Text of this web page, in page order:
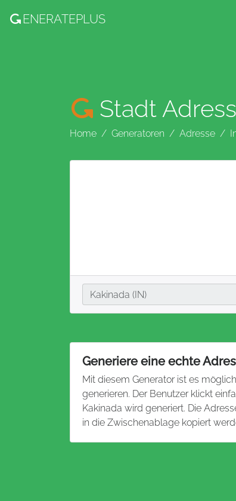
ENERATEPLUS
Stadt
Home Generatoren Adresse
Stadt
Kakinada (IN)
Generiere eine echte
Mit diesem Generator ist es
generieren. Der Benutzer klickt
Kakinada wird generiert. Die
in die Zwischenablage kopiert